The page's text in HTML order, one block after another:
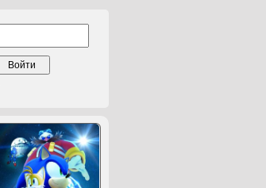
Войти